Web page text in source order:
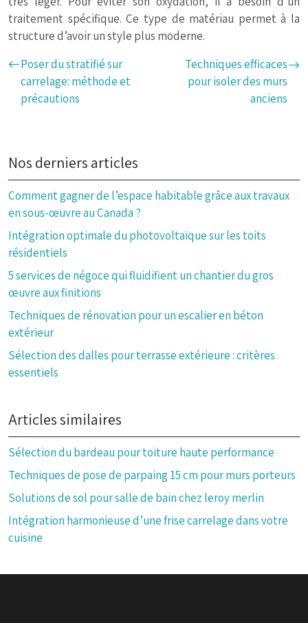
traitement spécifique. Ce type de matériau permet à la
structure d’avoir un style plus moderne.
Poser du stratifié sur
carrelage: méthode et
précautions
Techniques efficaces
pour isoler des murs
anciens
Nos derniers articles
Comment gagner de l’espace habitable grâce aux travaux
en sous-œuvre au Canada ?
Intégration optimale du photovoltaïque sur les toits
résidentiels
5 services de négoce qui fluidifient un chantier du gros
œuvre aux finitions
Techniques de rénovation pour un escalier en béton
extérieur
Sélection des dalles pour terrasse extérieure : critères
essentiels
Articles similaires
Sélection du bardeau pour toiture haute performance
Techniques de pose de parpaing 15 cm pour murs porteurs
Solutions de sol pour salle de bain chez leroy merlin
Intégration harmonieuse d’une frise carrelage dans votre
cuisine